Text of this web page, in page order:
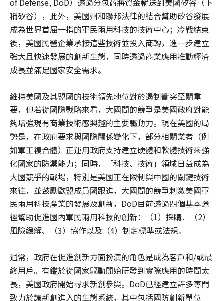
of Defense, DoD）透過分包商將資金輸送到美國矽谷（下
稱矽谷），此外，美國州和聯邦法律的結合幫助矽谷發展
成為世界首屈一指的軍民兩用科技的技術中心；冷戰結束
後，美國民營企業承接這些技術並投入商轉，進一步建立
強大且快速發展的創新生態，同時透過商業應用推動經濟
成長並滿足國家安全需求。
維持美國及其盟國的技術領先地位對於遏制衝突至關重
要，但若從國際戰略來看，大國間的競爭是美國政府對能
夠增強現有商業技術感興趣的主要驅動力。現在美國的局
勢是，在政府要求與國際關係變化下，部分相關業者（例
如軍工複合體）正運用政府支持建立硬體和軟體技術來強
化國家的防禦能力；同時，「科技、技術」領域日益成為
大國競爭的戰場，特別是美國正在限制與中國的關鍵技術
來往，並鼓勵歐盟成員國跟進，大國間的競爭刺激美國軍
民兩用科技產業的發展及創新，DoD目前透過四個基本途
徑幫助促進國內軍民兩用科技的創新：（1）採購、（2）
風險緩解、（3）協作以及（4）制定標準或法規。
通常，政府在促進創新方面扮演的角色是成為客戶和/或最
終用戶。有鑑於從國家驅動開始研發到實際應用的時間太
長，美國政府開始尋求新創參與。DoD已經建立許多專門
致力於讓新創進入的生態系統，其中包括國防創新單位